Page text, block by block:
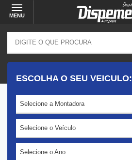
MENU
ESCOLHA O SEU VEICULO:
Selecione a Montadora
Selecione o Veículo
Selecione o Ano